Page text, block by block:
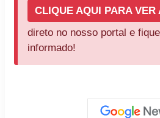
CLIQUE AQUI PARA VER
direto no nosso portal e
informado!